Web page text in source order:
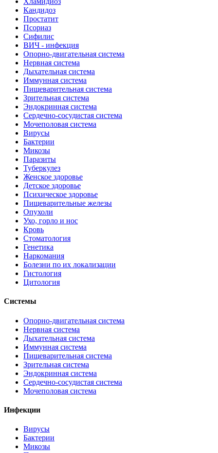
Кандидоз
Простатит
Псориаз
Сифилис
ВИЧ - инфекция
Опорно-двигательная система
Нервная система
Дыхательная система
Иммунная система
Пищеварительная система
Зрительная система
Эндокринная система
Сердечно-сосудистая система
Мочеполовая система
Вирусы
Бактерии
Микозы
Паразиты
Туберкулез
Женское здоровье
Детское здоровье
Психическое здоровье
Пищеварительные железы
Опухоли
Ухо, горло и нос
Кровь
Стоматология
Генетика
Наркомания
Болезни по их локализации
Гистология
Цитология
Системы
Опорно-двигательная система
Нервная система
Дыхательная система
Иммунная система
Пищеварительная система
Зрительная система
Эндокринная система
Сердечно-сосудистая система
Мочеполовая система
Инфекции
Вирусы
Бактерии
Микозы